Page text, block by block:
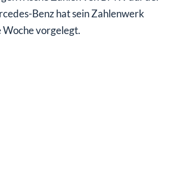
für Källenius – Analysten
Benz hat sein Zahlenwerk
vorgelegt.